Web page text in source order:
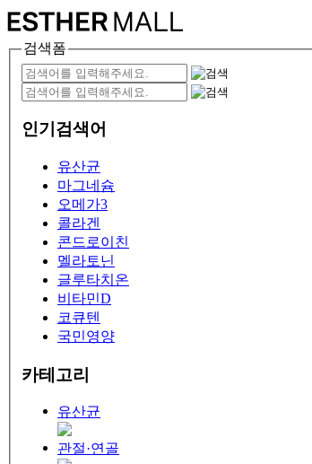
검색폼
인기검색어
유산균
마그네슘
오메가3
콜라겐
콘드로이친
멜라토닌
글루타치온
비타민D
코큐텐
국민영양
카테고리
유산균
관절·연골